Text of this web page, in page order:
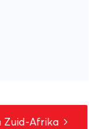
Zuid-Afrika